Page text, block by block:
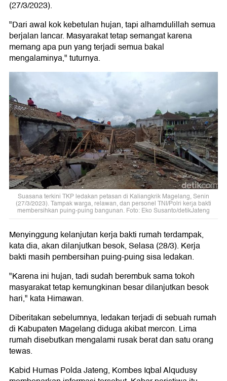
(27/3/2023).
"Dari awal kok kebetulan hujan, tapi alhamdulillah semua
berjalan lancar. Masyarakat tetap semangat karena
memang apa pun yang terjadi semua bakal
mengalaminya," tuturnya.
Suasana terkini TKP ledakan petasan di Kaliangkrik Magelang, Senin
(27/3/2023). Tampak warga, relawan, dan personel TNI/Polri kerja bakti
membersihkan puing-puing bangunan. Foto: Eko Susanto/detikJateng
Menyinggung kelanjutan kerja bakti rumah terdampak,
kata dia, akan dilanjutkan besok, Selasa (28/3). Kerja
bakti masih pembersihan puing-puing sisa ledakan.
"Karena ini hujan, tadi sudah berembuk sama tokoh
masyarakat tetap kemungkinan besar dilanjutkan besok
hari," kata Himawan.
Diberitakan sebelumnya, ledakan terjadi di sebuah rumah
di Kabupaten Magelang diduga akibat mercon. Lima
rumah disebutkan mengalami rusak berat dan satu orang
tewas.
Kabid Humas Polda Jateng, Kombes Iqbal Alqudusy